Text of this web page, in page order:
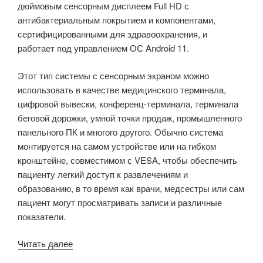
дюймовым сенсорным дисплеем Full HD с
антибактериальным покрытием и компонентами,
сертифицированными для здравоохранения, и
работает под управлением ОС Android 11.
Этот тип системы с сенсорным экраном можно
использовать в качестве медицинского терминала,
цифровой вывески, конференц-терминала, терминала
беговой дорожки, умной точки продаж, промышленного
панельного ПК и многого другого. Обычно система
монтируется на самом устройстве или на гибком
кронштейне, совместимом с VESA, чтобы обеспечить
пациенту легкий доступ к развлечениям и
образованию, в то время как врачи, медсестры или сам
пациент могут просматривать записи и различные
показатели.
Читать далее«23,8-